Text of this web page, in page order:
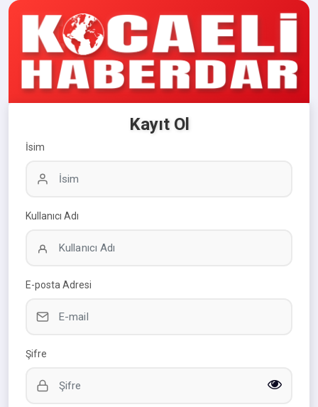
Kayıt Ol
İsim
Kullanıcı Adı
E-posta Adresi
Şifre